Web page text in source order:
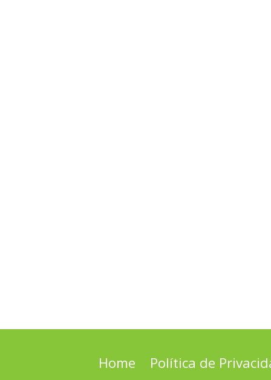
Home Política de